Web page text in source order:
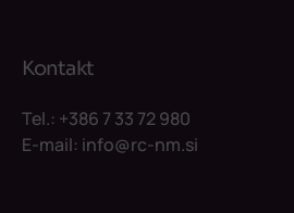
Kontakt
Tel.: +386 7 33 72 980
E-mail: info@rc-nm.si